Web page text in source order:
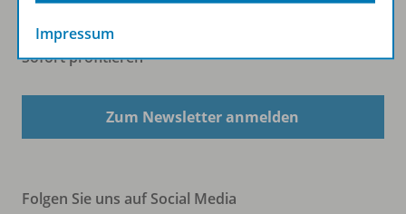
Sofort profitieren
Zum Newsletter anmelden
Folgen Sie uns auf Social Media
Impressum